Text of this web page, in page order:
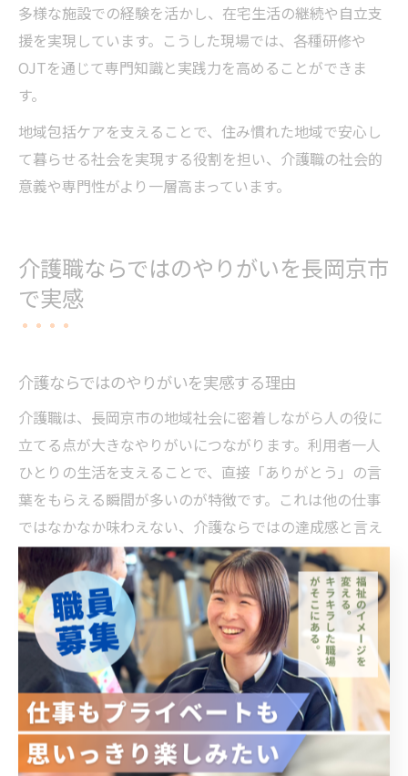
多様な施設での経験を活かし、在宅生活の継続や自立支
援を実現しています。こうした現場では、各種研修や
OJTを通じて専門知識と実践力を高めることができま
す。
地域包括ケアを支えることで、住み慣れた地域で安心し
て暮らせる社会を実現する役割を担い、介護職の社会的
意義や専門性がより一層高まっています。
介護職ならではのやりがいを長岡京市
で実感
介護ならではのやりがいを実感する理由
介護職は、長岡京市の地域社会に密着しながら人の役に
立てる点が大きなやりがいにつながります。利用者一人
ひとりの生活を支えることで、直接「ありがとう」の言
葉をもらえる瞬間が多いのが特徴です。これは他の仕事
ではなかなか味わえない、介護ならではの達成感と言え
るでしょう。
また、京都府長岡京市の介護現場では、地域包括ケアの
一員として多職種と連携しながら業務を進めることも多
く、社会的な意義や責任を実感できます。例えば、デイ
サービスや訪問介護など多様な働き方があり、家庭やプ
ライベートと両立しやすい点も魅力です。
働く中で困難な場面もありますが、利用者やそのご家族
の安心した表情や感謝の声が、日々のモチベーションと